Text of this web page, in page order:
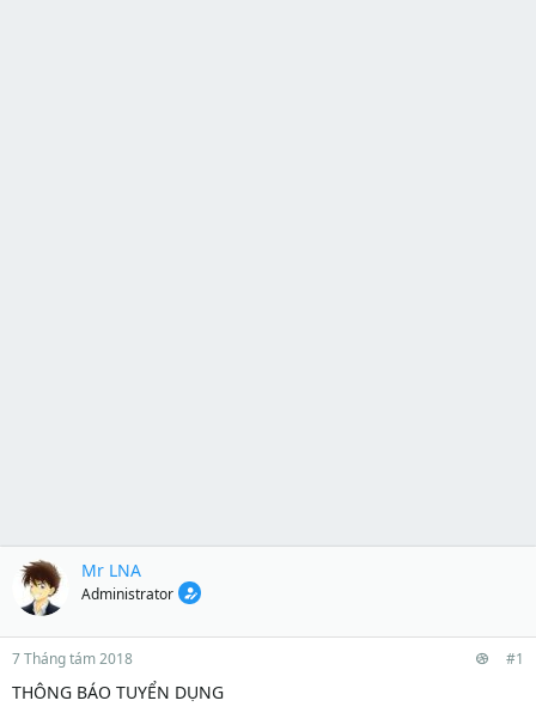
Mr LNA
Administrator
7 Tháng tám 2018 #1
THÔNG BÁO TUYỂN DỤNG